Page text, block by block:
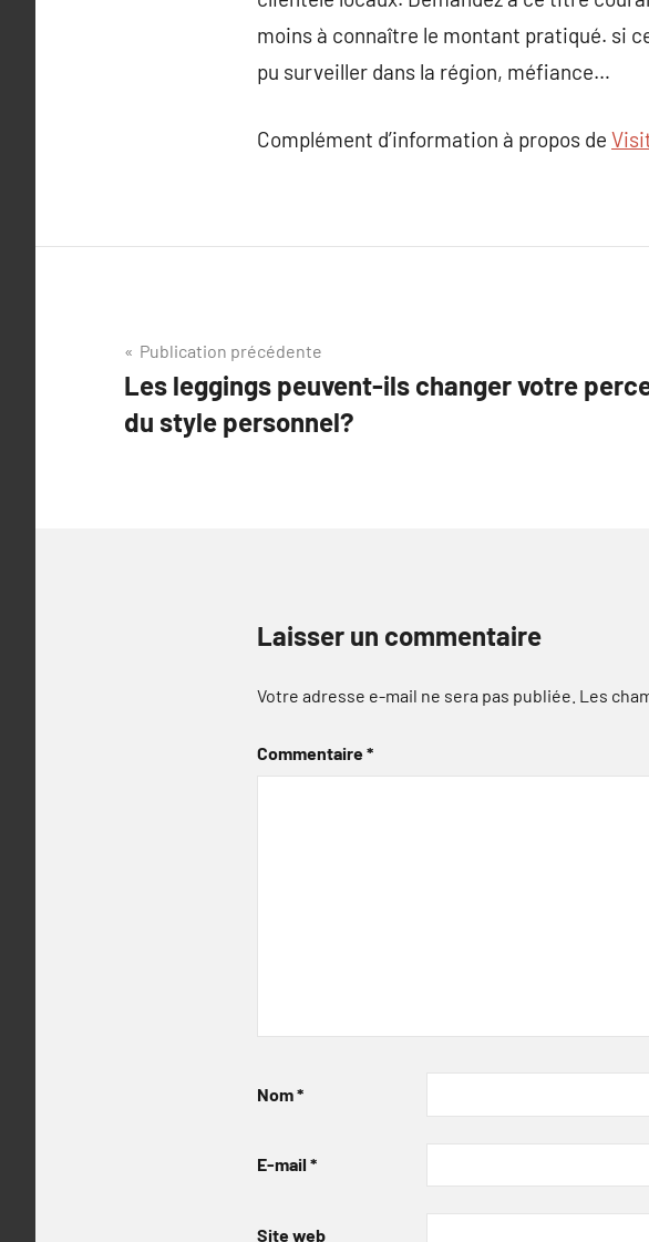
moins à connaître le montant pratiqué. si
pu surveiller dans la région, méfiance…
Complément d’information à propos de
Navigation
de
l’article
Publication précédente
Les leggings peuvent-ils changer votre
du style personnel?
Laisser un commentaire
Votre adresse e-mail ne sera pas publiée. Les
Commentaire*
Nom*
E-mail *
Site web